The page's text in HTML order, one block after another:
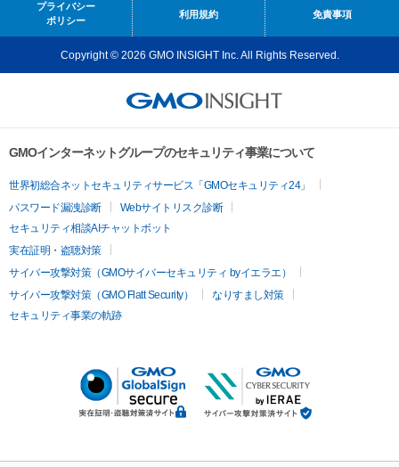
プライバシー
ポリシー
利用規約 免責事項
Copyright © 2026 GMO INSIGHT Inc. All Rights Reserved.
GMOインターネットグループのセキュリティ事業について
世界初総合ネットセキュリティサービス「GMOセキュリティ24」
パスワード漏洩診断
Webサイトリスク診断
セキュリティ相談AIチャットボット
実在証明・盗聴対策
サイバー攻撃対策（GMOサイバーセキュリティ byイエラエ）
サイバー攻撃対策（GMO Flatt Security）
なりすまし対策
セキュリティ事業の軌跡